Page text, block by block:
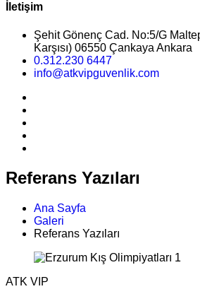
İletişim
Şehit Gönenç Cad. No:5/G
Karşısı) 06550 Çankaya Ankara
0.312.230 6447
info@atkvipguvenlik.com
Referans Yazıları
Ana Sayfa
Galeri
Referans Yazıları
ATK VIP